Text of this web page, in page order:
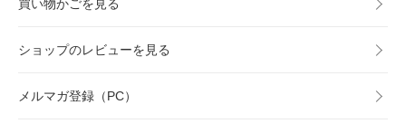
買い物かごを見る
ショップのレビューを見る
メルマガ登録（PC）